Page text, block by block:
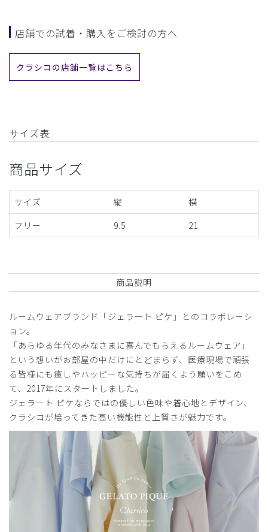
店舗での試着・購入をご検討の方へ
クラシコの店舗一覧はこちら
サイズ表
商品サイズ
サイズ 縦
横
フリー
9.5 21
商品説明
ルームウェアブランド「ジェラート ピケ」とのコラボレーシ
ョン。
「あらゆる年代のみなさまに喜んでもらえるルームウェア」
という想いがお部屋の中だけにとどまらず、医療現場で頑張
る皆様にも癒しやハッピーな気持ちが届くよう願いをこめ
て、2017年にスタートしました。
ジェラート ピケならではの優しい色味や着心地とデザイン、
クラシコが培ってきた高い機能性と上質さが魅力です。